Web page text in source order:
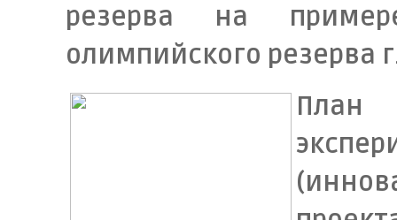
резерва на
олимпийского резерва
План